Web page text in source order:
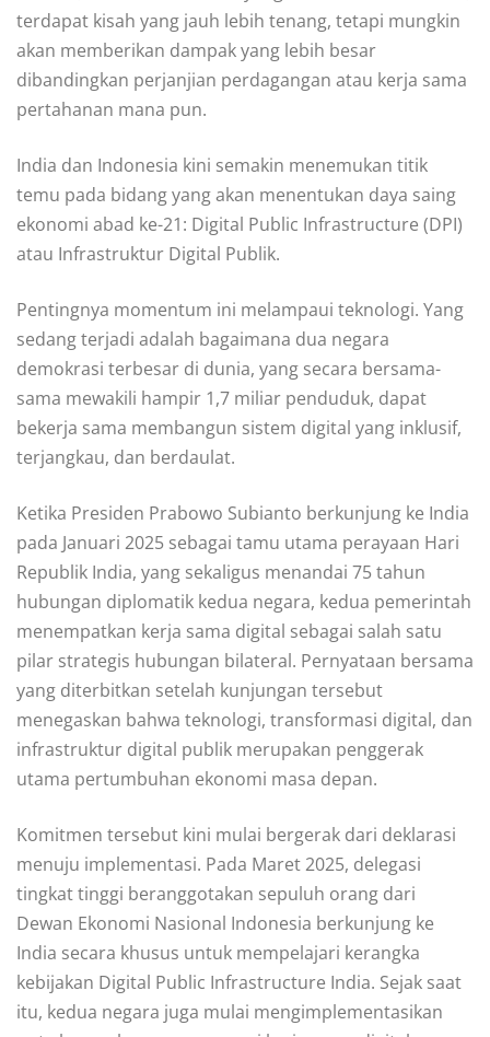
terdapat kisah yang jauh lebih tenang, tetapi mungkin
akan memberikan dampak yang lebih besar
dibandingkan perjanjian perdagangan atau kerja sama
pertahanan mana pun.
India dan Indonesia kini semakin menemukan titik
temu pada bidang yang akan menentukan daya saing
ekonomi abad ke-21: Digital Public Infrastructure (DPI)
atau Infrastruktur Digital Publik.
Pentingnya momentum ini melampaui teknologi. Yang
sedang terjadi adalah bagaimana dua negara
demokrasi terbesar di dunia, yang secara bersama-
sama mewakili hampir 1,7 miliar penduduk, dapat
bekerja sama membangun sistem digital yang inklusif,
terjangkau, dan berdaulat.
Ketika Presiden Prabowo Subianto berkunjung ke India
pada Januari 2025 sebagai tamu utama perayaan Hari
Republik India, yang sekaligus menandai 75 tahun
hubungan diplomatik kedua negara, kedua pemerintah
menempatkan kerja sama digital sebagai salah satu
pilar strategis hubungan bilateral. Pernyataan bersama
yang diterbitkan setelah kunjungan tersebut
menegaskan bahwa teknologi, transformasi digital, dan
infrastruktur digital publik merupakan penggerak
utama pertumbuhan ekonomi masa depan.
Komitmen tersebut kini mulai bergerak dari deklarasi
menuju implementasi. Pada Maret 2025, delegasi
tingkat tinggi beranggotakan sepuluh orang dari
Dewan Ekonomi Nasional Indonesia berkunjung ke
India secara khusus untuk mempelajari kerangka
kebijakan Digital Public Infrastructure India. Sejak saat
itu, kedua negara juga mulai mengimplementasikan